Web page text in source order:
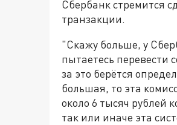
Сбербанк стремится
транзакции.
"Скажу больше, у
пытаетесь перевести
за это берётся
большая, то эта
около 6 тысяч рублей
так или иначе эта